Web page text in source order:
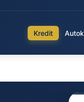
Kredit